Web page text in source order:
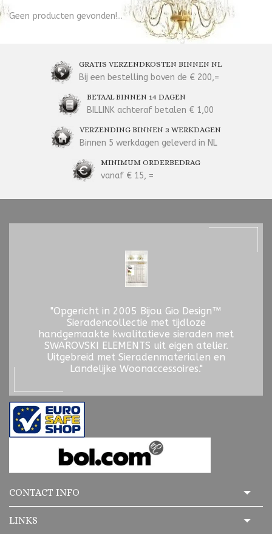
Geen producten gevonden!...
GRATIS VERZENDKOSTEN BINNEN NL
Bij een bestelling boven de € 200,=
BETAAL BINNEN 14 DAGEN
BILLINK achteraf betalen € 1,00
VERZENDING BINNEN 3 WERKDAGEN
Binnen 5 werkdagen geleverd in NL
MINIMUM ORDERBEDRAG
vanaf € 15, =
"Opgericht in 2005 Bijou Gio Design™
Sieradencollectie met tijdloze
handgemaakte kwalitatieve sieraden met
SWAROVSKI ELEMENTS uit eigen atelier.
Uitgebreid met Sieradenmaterialen en
Landelijke Woonaccessoires."
CONTACT INFO
LINKS